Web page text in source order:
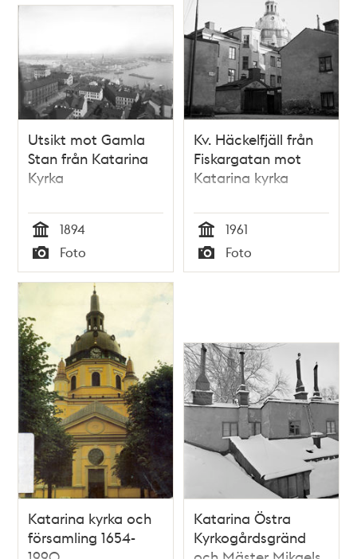
Utsikt mot Gamla
Stan från Katarina
Kyrka
Tid
1894
Typ
Foto
Kv. Häckelfjäll från
Fiskargatan mot
Katarina kyrka
Tid
1961
Typ
Foto
Katarina kyrka och
församling 1654-
Katarina Östra
Kyrkogårdsgränd